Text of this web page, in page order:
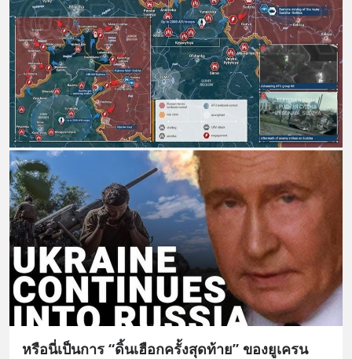
หรือนี่เป็นการ “ดิ้นเฮือกครั้งสุดท้าย” ของยูเครน